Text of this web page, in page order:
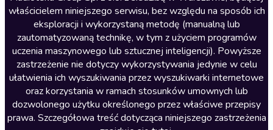
Nauki humanistyczne
Podcasty i audycje
Polityka
Prasa
Religia
Romans
właścicielem niniejszego serwisu, bez względu na sposób ich
eksploracji i wykorzystaną metodę (manualną lub
zautomatyzowaną technikę, w tym z użyciem programów
uczenia maszynowego lub sztucznej inteligencji). Powyższe
zastrzeżenie nie dotyczy wykorzystywania jedynie w celu
ułatwienia ich wyszukiwania przez wyszukiwarki internetowe
oraz korzystania w ramach stosunków umownych lub
dozwolonego użytku określonego przez właściwe przepisy
prawa. Szczegółowa treść dotycząca niniejszego zastrzeżenia